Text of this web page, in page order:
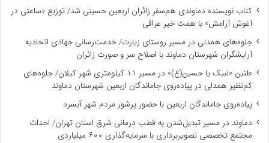
کتاب نویسنده دماوندی هم‌سفر زائران اربعین حسینی شد/ توزیع «ساعتی در
آغوش آرامش» با همت خیر عراقی
جلوه‌های همدلی در مسیر روستای زیارت/ خدمت‌رسانی جهادی اتحادیه
آرایشگران شهرستان دماوند با اصلاح سر و صورت زائران
طنین «لبیک یا حسین(ع)» در مسیر ۱۱ کیلومتری شهر کیلان/ جلوه‌های
کم‌نظیر همدلی در پیاده‌روی جاماندگان اربعین شهرستان دماوند
پیاده‌روی جاماندگان اربعین با حضور پرشور مردم شهر آبسرد
دماوند در مسیر تبدیل‌شدن به قطب درمانی شرق استان تهران/ احداث
مجتمع تخصصی تصویربرداری با سرمایه‌گذاری ۶۰۰ میلیاردی